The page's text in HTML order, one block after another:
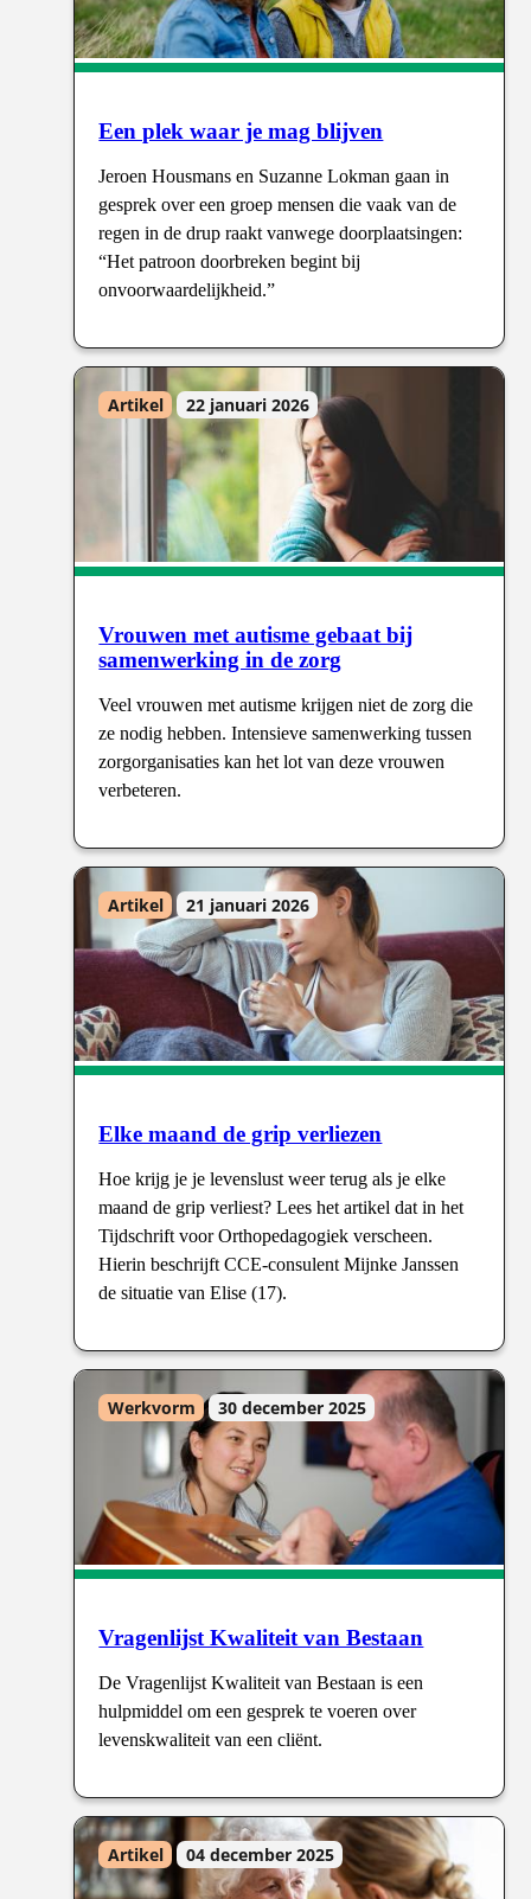
Een plek waar je mag blijven
Jeroen Housmans en Suzanne Lokman gaan in
gesprek over een groep mensen die vaak van de
regen in de drup raakt vanwege doorplaatsingen:
“Het patroon doorbreken begint bij
onvoorwaardelijkheid.”
Vrouwen met autisme gebaat bij
samenwerking in de zorg
Veel vrouwen met autisme krijgen niet de zorg die
ze nodig hebben. Intensieve samenwerking tussen
zorgorganisaties kan het lot van deze vrouwen
verbeteren.
Artikel 22 januari 2026
Elke maand de grip verliezen
Hoe krijg je je levenslust weer terug als je elke
maand de grip verliest? Lees het artikel dat in het
Tijdschrift voor Orthopedagogiek verscheen.
Hierin beschrijft CCE-consulent Mijnke Janssen
de situatie van Elise (17).
Artikel 21 januari 2026
Vragenlijst Kwaliteit van Bestaan
De Vragenlijst Kwaliteit van Bestaan is een
hulpmiddel om een gesprek te voeren over
levenskwaliteit van een cliënt.
Werkvorm 30 december 2025
Artikel 04 december 2025